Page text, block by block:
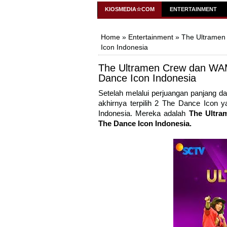
KIOSMEDIA☆COM ENTERTAINMENT
Home » Entertainment » The
Icon Indonesia
The Ultramen Crew dan
Dance Icon Indonesia
Setelah melalui perjuangan panjang
akhirnya terpilih 2 The Dance Icon
Indonesia. Mereka adalah The
The Dance Icon Indonesia.